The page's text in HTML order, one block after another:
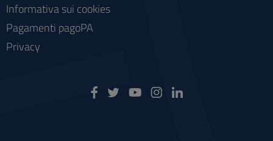
Informativa sui cookies
Pagamenti pagoPA
Privacy